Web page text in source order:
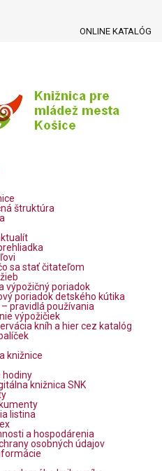
ONLINE KATALÓG
štruktúra
sa stať čitateľom
výpožičný poriadok
poriadok detského kútika
pravidlá používania
výpožičiek
kníh a hier cez katalóg
knižnice
hodiny
knižnica SNK
listina
a hospodárenia
osobných údajov